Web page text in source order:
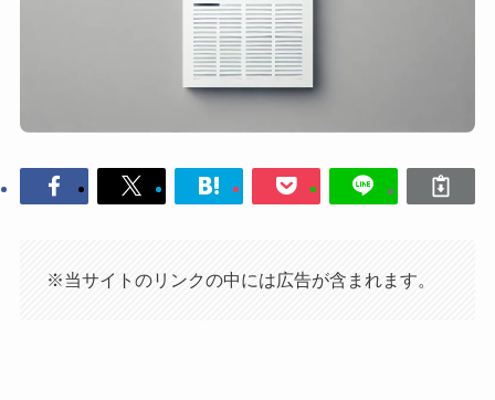
※当サイトのリンクの中には広告が含まれます。